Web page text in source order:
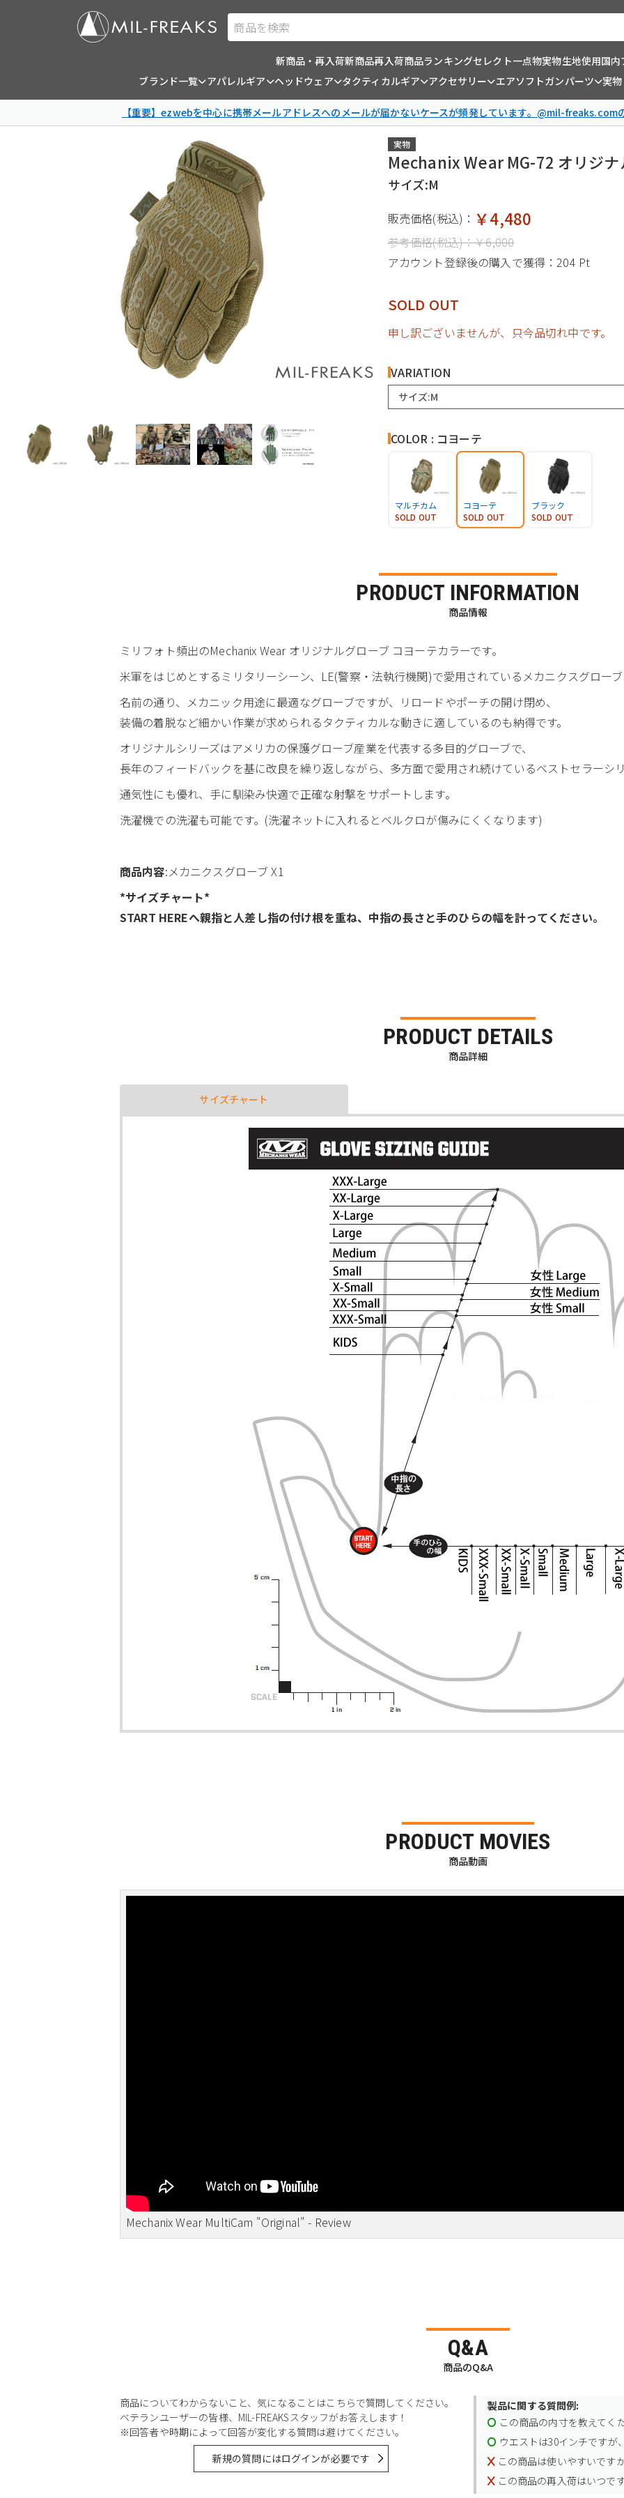
商品を検索
新商品・再入荷新商品再入荷商品ランキングセレクト一点物実物生地使用国内
ブランド一覧
アパレルギア ヘッドウェア タクティカルギア アクセサリー エアソフトガンパーツ 実
【重要】ezwebを中心に携帯メールアドレスへのメールが届かないケースが頻発しています。@mil-freaks.com
実物
Mechanix Wear MG-72 オリジナ
サイズ:M
販売価格(税込)： ￥4,480
参考価格(税込)：￥6,000
アカウント登録後の購入で獲得：204 Pt
SOLD OUT
申し訳ございませんが、只今品切れ中です。
VARIATION
サイズ:M
COLOR : コヨーテ
マルチカム
SOLD OUT
コヨーテ
SOLD OUT
ブラック
SOLD OUT
PRODUCT INFORMATION
商品情報
ミリフォト頻出のMechanix Wear オリジナルグローブ コヨーテカラーです。
米軍をはじめとするミリタリーシーン、LE(警察・法執行機関)で愛用されているメカニクスグローブ
名前の通り、メカニック用途に最適なグローブですが、リロードやポーチの開け閉め、
装備の着脱など細かい作業が求められるタクティカルな動きに適しているのも納得です。
オリジナルシリーズはアメリカの保護グローブ産業を代表する多目的グローブで、
長年のフィードバックを基に改良を繰り返しながら、多方面で愛用され続けているベストセラーシリ
通気性にも優れ、手に馴染み快適で正確な射撃をサポートします。
洗濯機での洗濯も可能です。(洗濯ネットに入れるとベルクロが傷みにくくなります)
商品内容:メカニクスグローブ X1
*サイズチャート*
START HEREへ親指と人差し指の付け根を重ね、中指の長さと手のひらの幅を計ってください。
PRODUCT DETAILS
商品詳細
サイズチャート
PRODUCT MOVIES
商品動画
Mechanix Wear MultiCam "Original" - Review
Q&A
商品のQ&A
商品についてわからないこと、気になることはこちらで質問してください。
ベテランユーザーの皆様、MIL-FREAKSスタッフがお答えします！
※回答者や時期によって回答が変化する質問は避けてください。
新規の質問にはログインが必要です
製品に関する質問例:
この商品の内寸を教えてく
ウエストは30インチですが
この商品は使いやすいです
この商品の再入荷はいつで